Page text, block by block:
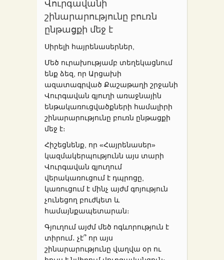
Վուրգավանի
շինարարությունը բուռն
ընթացքի մեջ է
Սիրելի հայրենասերներ,
Մեծ ուրախությամբ տեղեկացնում
ենք ձեզ, որ Արցախի
ազատագրված Քաշաթաղի շրջանի
Վուրգավան գյուղի առաջնային
ենթակառուցվածքների համալիրի
շինարարությունը բուռն ընթացքի
մեջ է։
Հիշեցնենք, որ «Հայրենասեր»
կազմակերպությունն այս տարի
Վուրգավան գյուղում
վերակառուցում է դպրոցը,
կառուցում է մինչ այժմ գոյություն
չունեցող բուժկետ և
համայնքապետարան։
Գյուղում այժմ մեծ ոգևորություն է
տիրում․ չէ՞ որ այս
շինարարությունը վաղվա օր ու